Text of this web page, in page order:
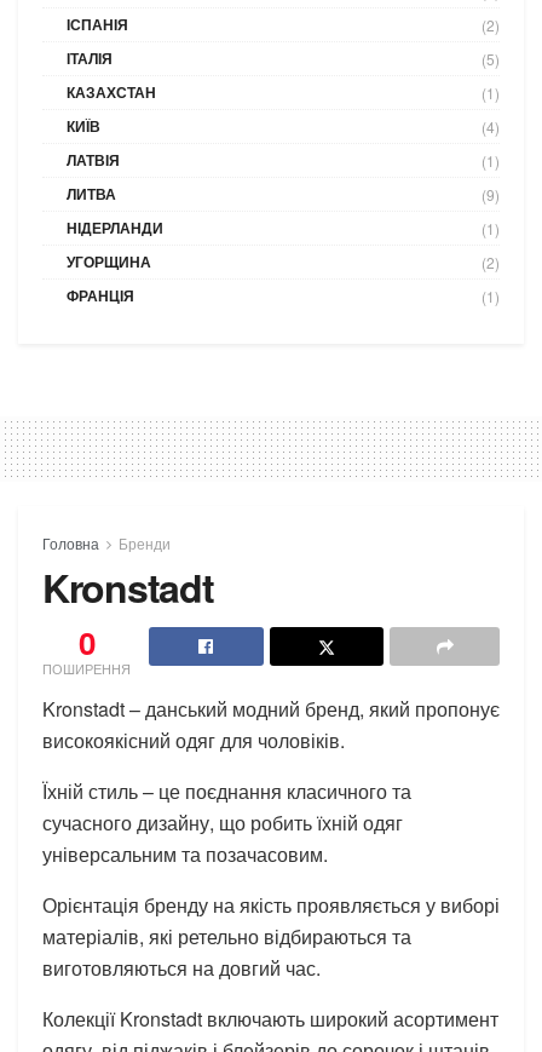
ІСПАНІЯ (2)
ІТАЛІЯ (5)
КАЗАХСТАН (1)
КИЇВ (4)
ЛАТВІЯ (1)
ЛИТВА (9)
НІДЕРЛАНДИ (1)
УГОРЩИНА (2)
ФРАНЦІЯ (1)
Головна Бренди
Kronstadt
0
ПОШИРЕННЯ
Kronstadt – данський модний бренд, який пропонує
високоякісний одяг для чоловіків.
Їхній стиль – це поєднання класичного та
сучасного дизайну, що робить їхній одяг
універсальним та позачасовим.
Орієнтація бренду на якість проявляється у виборі
матеріалів, які ретельно відбираються та
виготовляються на довгий час.
Колекції Kronstadt включають широкий асортимент